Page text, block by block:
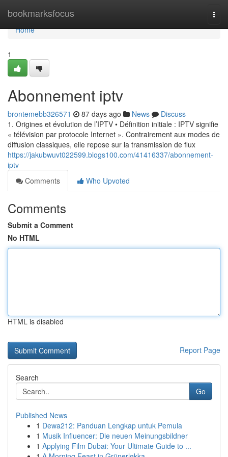
bookmarksfocus
Home
Home
1
Abonnement iptv
brontemebb326571 87 days ago News
Discuss
1. Origines et évolution de l’IPTV • Définition initiale : IPTV signifie
« télévision par protocole Internet ». Contrairement aux modes de
diffusion classiques, elle repose sur la transmission de flux
https://jakubwuvt022599.blogs100.com/41416337/abonnement-
iptv
Comments
Who Upvoted
Comments
Submit a Comment
No HTML
HTML is disabled
Report Page
Search
Go
Published News
1 Dewa212: Panduan Lengkap untuk Pemula
1 Musik Influencer: Die neuen Meinungsbildner
1 Applying Film Dubai: Your Ultimate Guide to ...